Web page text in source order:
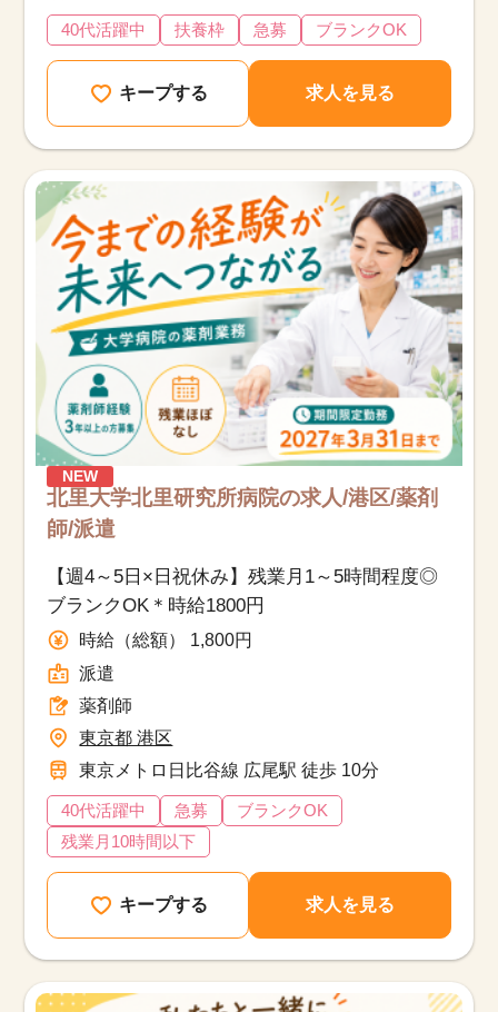
40代活躍中 扶養枠 急募 ブランクOK
キープする 求人を見る
NEW
北里大学北里研究所病院の求人/港区/薬剤
師/派遣
【週4～5日×日祝休み】残業月1～5時間程度◎
ブランクOK＊時給1800円
時給（総額） 1,800円
派遣
薬剤師
東京都 港区
東京メトロ日比谷線 広尾駅 徒歩 10分
40代活躍中 急募
ブランクOK
残業月10時間以下
キープする 求人を見る